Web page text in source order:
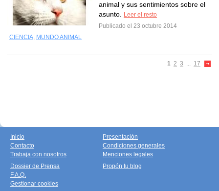
animal y sus sentimientos sobre el
asunto.
Leer el resto
Publicado el 23 octubre 2014
CIENCIA, MUNDO ANIMAL
1 2 3 ... 17
Inicio
Contacto
Trabaja con nosotros
Presentación
Condiciones generales
Menciones legales
Dossier de Prensa
F.A.Q.
Gestionar cookies
Propón tu blog